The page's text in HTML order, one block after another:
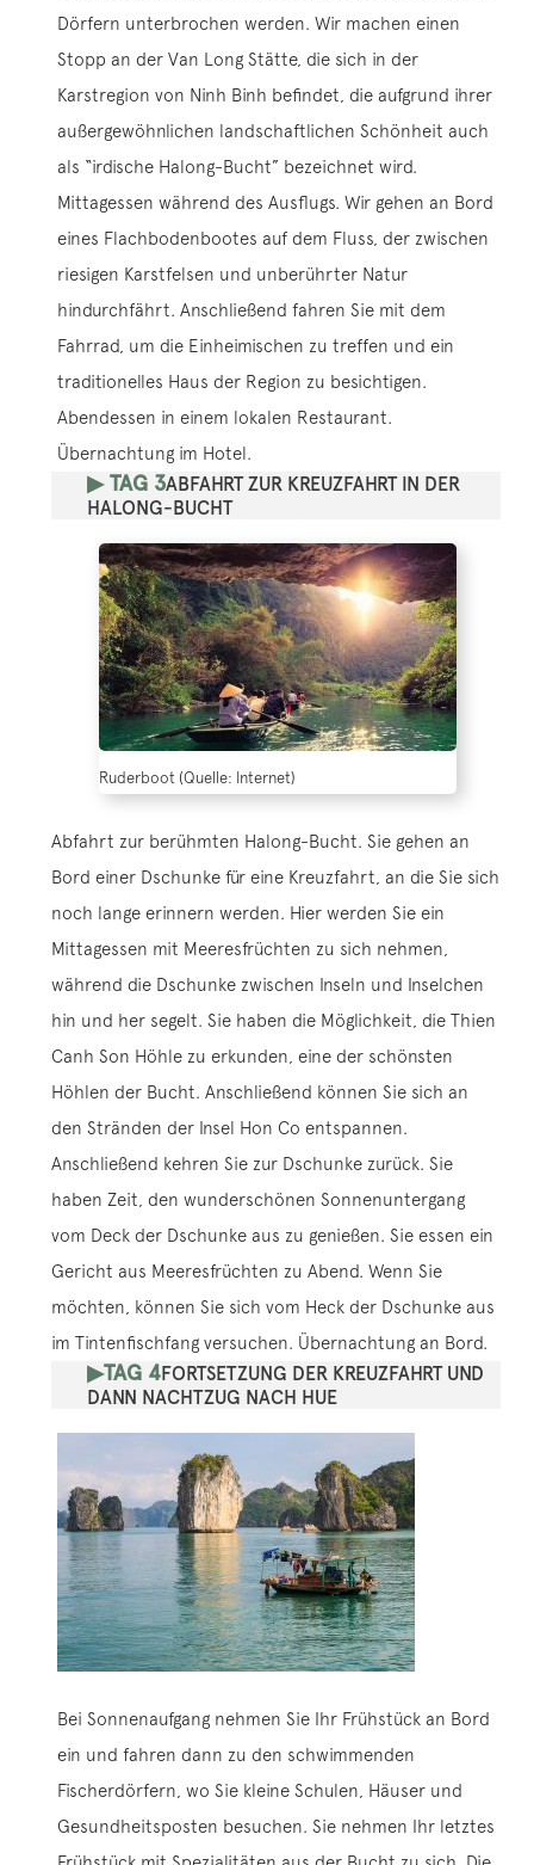
Dörfern unterbrochen werden. Wir machen einen
Stopp an der Van Long Stätte, die sich in der
Karstregion von Ninh Binh befindet, die aufgrund ihrer
außergewöhnlichen landschaftlichen Schönheit auch
als “irdische Halong-Bucht” bezeichnet wird.
Mittagessen während des Ausflugs. Wir gehen an Bord
eines Flachbodenbootes auf dem Fluss, der zwischen
riesigen Karstfelsen und unberührter Natur
hindurchfährt. Anschließend fahren Sie mit dem
Fahrrad, um die Einheimischen zu treffen und ein
traditionelles Haus der Region zu besichtigen.
Abendessen in einem lokalen Restaurant.
Übernachtung im Hotel.
▶ TAG 3ABFAHRT ZUR KREUZFAHRT IN DER
HALONG-BUCHT
Ruderboot (Quelle: Internet)
Abfahrt zur berühmten Halong-Bucht. Sie gehen an
Bord einer Dschunke für eine Kreuzfahrt, an die Sie sich
noch lange erinnern werden. Hier werden Sie ein
Mittagessen mit Meeresfrüchten zu sich nehmen,
während die Dschunke zwischen Inseln und Inselchen
hin und her segelt. Sie haben die Möglichkeit, die Thien
Canh Son Höhle zu erkunden, eine der schönsten
Höhlen der Bucht. Anschließend können Sie sich an
den Stränden der Insel Hon Co entspannen.
Anschließend kehren Sie zur Dschunke zurück. Sie
haben Zeit, den wunderschönen Sonnenuntergang
vom Deck der Dschunke aus zu genießen. Sie essen ein
Gericht aus Meeresfrüchten zu Abend. Wenn Sie
möchten, können Sie sich vom Heck der Dschunke aus
im Tintenfischfang versuchen. Übernachtung an Bord.
▶TAG 4FORTSETZUNG DER KREUZFAHRT UND
DANN NACHTZUG NACH HUE
Bei Sonnenaufgang nehmen Sie Ihr Frühstück an Bord
ein und fahren dann zu den schwimmenden
Fischerdörfern, wo Sie kleine Schulen, Häuser und
Gesundheitsposten besuchen. Sie nehmen Ihr letztes